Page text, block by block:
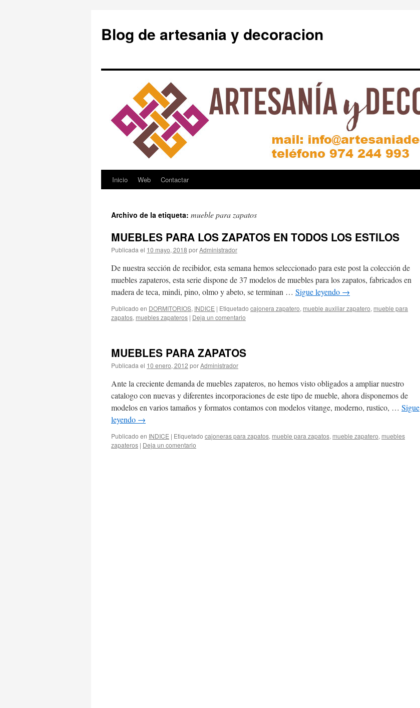
Blog de artesania y decoracion
Saltar
contenido
Inicio Web Contactar
Archivo de la etiqueta: mueble para zapatos
MUEBLES PARA LOS ZAPATOS EN TODOS LOS ESTILOS
Publicada el 10 mayo, 2018 porAdministrador
De nuestra sección de recibidor, esta semana hemos seleccionado para este post la colección de
muebles zapateros, esta serie dispone de 37 modelos de muebles para los zapatos, fabricados en
madera de teca, mindi, pino, olmo y abeto, se terminan … Sigue leyendo →
Publicado en DORMITORIOS, INDICE | Etiquetado cajonera zapatero, mueble auxiliar zapatero, mueble para
zapatos, muebles zapateros | Deja un comentario
MUEBLES PARA ZAPATOS
Publicada el 10 enero, 2012 porAdministrador
Ante la creciente demanda de muebles zapateros, no hemos visto obligados a ampliar nuestro
catalogo con nuevas y diferentes incorporaciones de este tipo de mueble, ahora disponemos de
modelos en varios tamaños y formatos contamos con modelos vitange, moderno, rustico, … Sigue
leyendo →
Publicado en INDICE | Etiquetado cajoneras para zapatos, mueble para zapatos, mueble zapatero, muebles
zapateros | Deja un comentario